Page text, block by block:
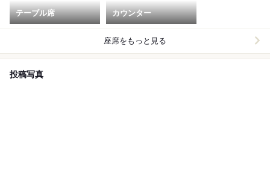
テーブル席 カウンター
座席をもっと見る
投稿写真